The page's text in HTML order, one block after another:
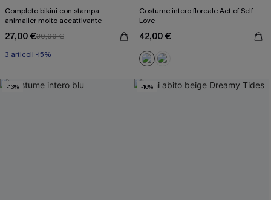
Completo bikini con stampa
animalier molto accattivante
27,00 €30,00 €
3 articoli -15%
Costume intero floreale Act of Self-
Love
42,00 €
-13% -16%